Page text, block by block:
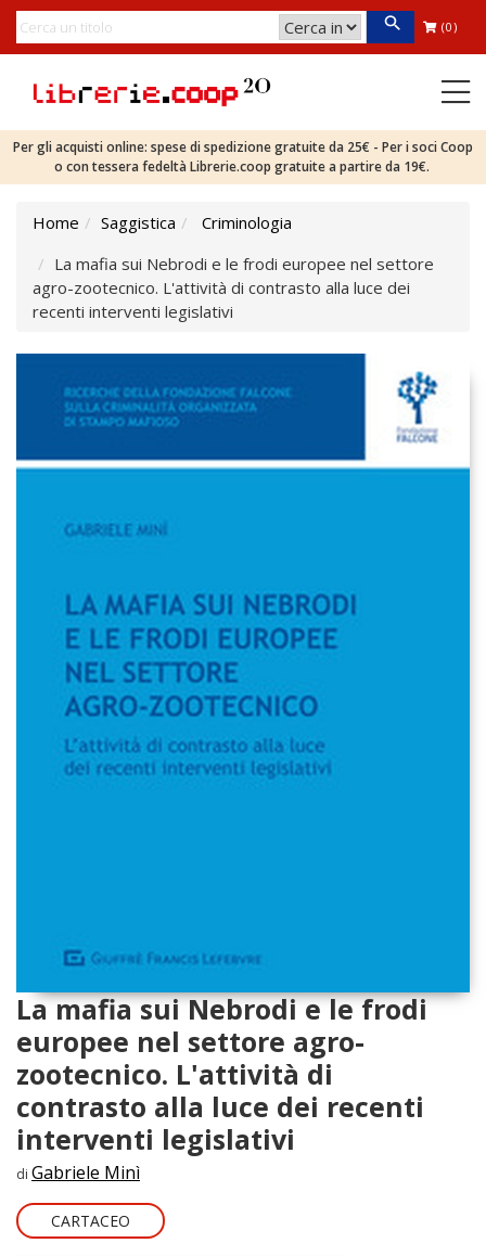
(0)
Per gli acquisti online: spese di spedizione gratuite da 25€ - Per i soci Coop
o con tessera fedeltà Librerie.coop gratuite a partire da 19€.
Home Saggistica
Criminologia
La mafia sui Nebrodi e le frodi europee nel settore
agro-zootecnico. L'attività di contrasto alla luce dei
recenti interventi legislativi
La mafia sui Nebrodi e le frodi
europee nel settore agro-
zootecnico. L'attività di
contrasto alla luce dei recenti
interventi legislativi
di Gabriele Minì
CARTACEO